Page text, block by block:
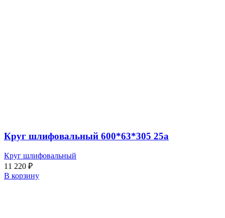
Круг шлифовальный 600*63*305 25а
Круг шлифовальный
11 220 ₽
В корзину